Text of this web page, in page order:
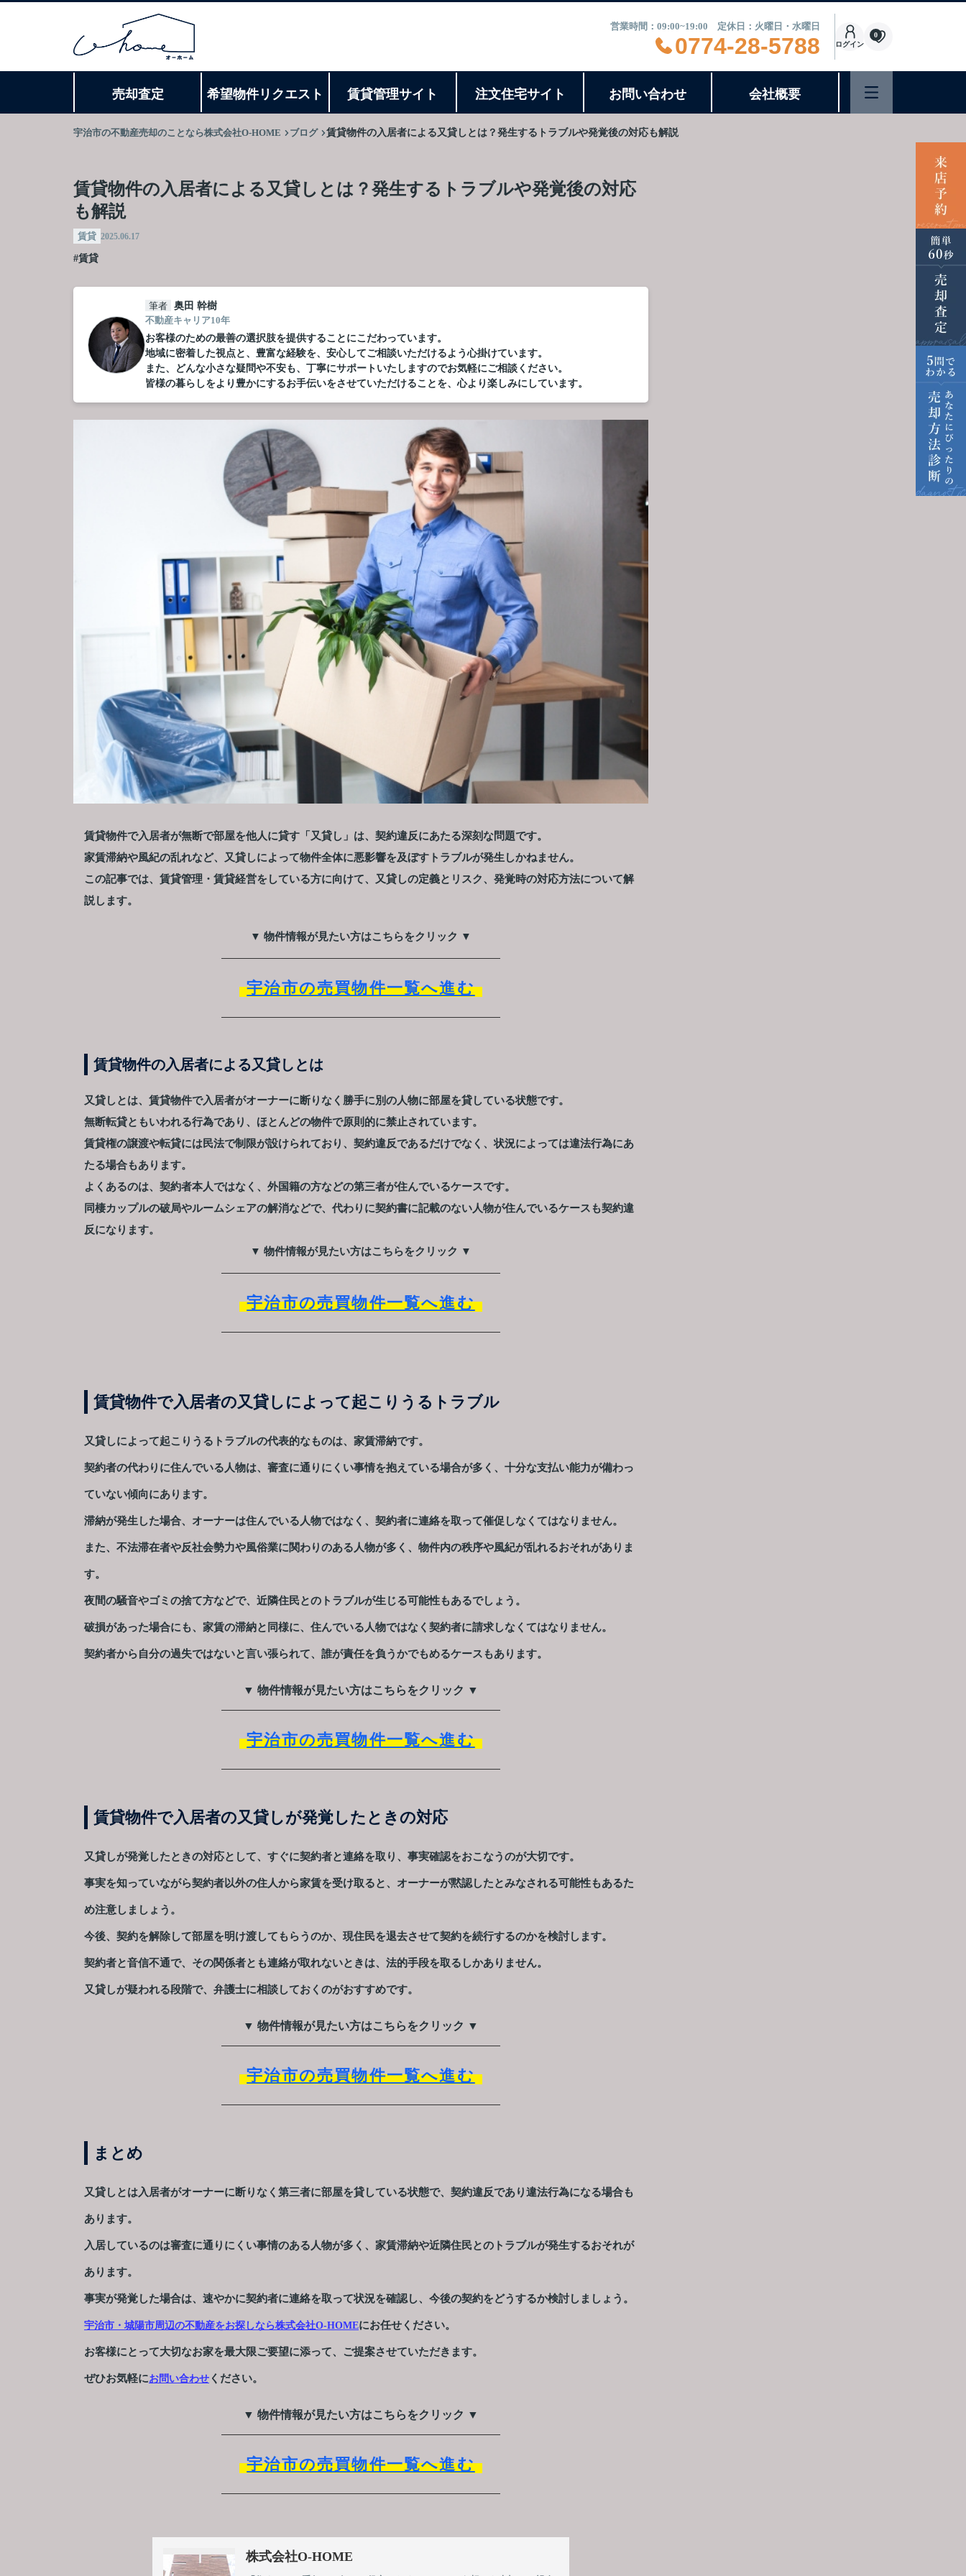
営業時間：09:00~19:00 定休日：火曜日・水曜日
0774-28-5788 ログイン
0
売却査定 希望物件リクエスト 賃貸管理サイト 注文住宅サイト お問い合わせ 会社概要
宇治市の不動産売却のことなら株式会社O-HOME ブログ 賃貸物件の入居者による又貸しとは？発生するトラブルや発覚後の対応も解説
賃貸物件の入居者による又貸しとは？発生するトラブルや発覚後の対応
も解説
賃貸 2025.06.17
#賃貸
筆者 奥田 幹樹
不動産キャリア10年
お客様のための最善の選択肢を提供することにこだわっています。
地域に密着した視点と、豊富な経験を、安心してご相談いただけるよう心掛けています。
また、どんな小さな疑問や不安も、丁寧にサポートいたしますのでお気軽にご相談ください。
皆様の暮らしをより豊かにするお手伝いをさせていただけることを、心より楽しみにしています。
賃貸物件で入居者が無断で部屋を他人に貸す「又貸し」は、契約違反にあたる深刻な問題です。
家賃滞納や風紀の乱れなど、又貸しによって物件全体に悪影響を及ぼすトラブルが発生しかねません。
この記事では、賃貸管理・賃貸経営をしている方に向けて、又貸しの定義とリスク、発覚時の対応方法について解
説します。
▼ 物件情報が見たい方はこちらをクリック ▼
宇治市の売買物件一覧へ進む
賃貸物件の入居者による又貸しとは
又貸しとは、賃貸物件で入居者がオーナーに断りなく勝手に別の人物に部屋を貸している状態です。
無断転貸ともいわれる行為であり、ほとんどの物件で原則的に禁止されています。
賃貸権の譲渡や転貸には民法で制限が設けられており、契約違反であるだけでなく、状況によっては違法行為にあ
たる場合もあります。
よくあるのは、契約者本人ではなく、外国籍の方などの第三者が住んでいるケースです。
同棲カップルの破局やルームシェアの解消などで、代わりに契約書に記載のない人物が住んでいるケースも契約違
反になります。
▼ 物件情報が見たい方はこちらをクリック ▼
宇治市の売買物件一覧へ進む
賃貸物件で入居者の又貸しによって起こりうるトラブル
又貸しによって起こりうるトラブルの代表的なものは、家賃滞納です。
契約者の代わりに住んでいる人物は、審査に通りにくい事情を抱えている場合が多く、十分な支払い能力が備わっ
ていない傾向にあります。
滞納が発生した場合、オーナーは住んでいる人物ではなく、契約者に連絡を取って催促しなくてはなりません。
また、不法滞在者や反社会勢力や風俗業に関わりのある人物が多く、物件内の秩序や風紀が乱れるおそれがありま
す。
夜間の騒音やゴミの捨て方などで、近隣住民とのトラブルが生じる可能性もあるでしょう。
破損があった場合にも、家賃の滞納と同様に、住んでいる人物ではなく契約者に請求しなくてはなりません。
契約者から自分の過失ではないと言い張られて、誰が責任を負うかでもめるケースもあります。
▼ 物件情報が見たい方はこちらをクリック ▼
宇治市の売買物件一覧へ進む
賃貸物件で入居者の又貸しが発覚したときの対応
又貸しが発覚したときの対応として、すぐに契約者と連絡を取り、事実確認をおこなうのが大切です。
事実を知っていながら契約者以外の住人から家賃を受け取ると、オーナーが黙認したとみなされる可能性もあるた
め注意しましょう。
今後、契約を解除して部屋を明け渡してもらうのか、現住民を退去させて契約を続行するのかを検討します。
契約者と音信不通で、その関係者とも連絡が取れないときは、法的手段を取るしかありません。
又貸しが疑われる段階で、弁護士に相談しておくのがおすすめです。
▼ 物件情報が見たい方はこちらをクリック ▼
宇治市の売買物件一覧へ進む
まとめ
又貸しとは入居者がオーナーに断りなく第三者に部屋を貸している状態で、契約違反であり違法行為になる場合も
あります。
入居しているのは審査に通りにくい事情のある人物が多く、家賃滞納や近隣住民とのトラブルが発生するおそれが
あります。
事実が発覚した場合は、速やかに契約者に連絡を取って状況を確認し、今後の契約をどうするか検討しましょう。
宇治市・城陽市周辺の不動産をお探しなら株式会社O-HOMEにお任せください。
お客様にとって大切なお家を最大限ご要望に添って、ご提案させていただきます。
ぜひお気軽にお問い合わせ ください。
▼ 物件情報が見たい方はこちらをクリック ▼
宇治市の売買物件一覧へ進む
株式会社O-HOME